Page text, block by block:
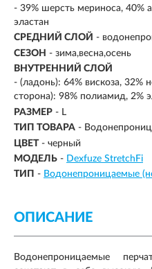
- 39% шерсть мериноса, 40%
эластан
СРЕДНИЙ СЛОЙ -
СЕЗОН - зима,весна,осень
ВНУТРЕННИЙ СЛОЙ
- (ладонь): 64% вискоза, 32%
сторона): 98% полиамид, 2%
РАЗМЕР - L
ТИП ТОВАРА -
ЦВЕТ - черный
МОДЕЛЬ - Dexfuze StretchFi
ТИП - Водонепроницаемые
ОПИСАНИЕ
Водонепроницаемые